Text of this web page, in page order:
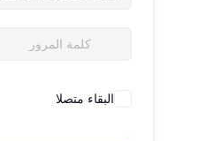
البقاء متصلا